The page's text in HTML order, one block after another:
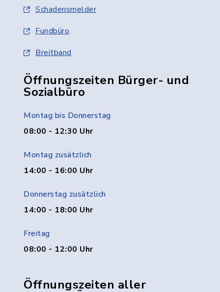
Schadensmelder
Fundbüro
Breitband
Öffnungszeiten Bürger- und
Sozialbüro
Montag bis Donnerstag
08:00 - 12:30 Uhr
Montag zusätzlich
14:00 - 16:00 Uhr
Donnerstag zusätzlich
14:00 - 18:00 Uhr
Freitag
08:00 - 12:00 Uhr
Öffnungszeiten aller